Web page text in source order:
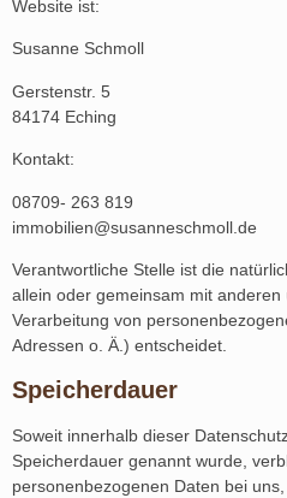
Website ist:
Susanne Schmoll
Gerstenstr. 5
84174 Eching
Kontakt:
08709- 263 819
immobilien@susanneschmoll.de
Verantwortliche Stelle ist die
allein oder gemeinsam mit
Verarbeitung von
Adressen o. Ä.) entscheidet.
Speicherdauer
Soweit innerhalb dieser
Speicherdauer genannt wurde,
personenbezogenen Daten bei